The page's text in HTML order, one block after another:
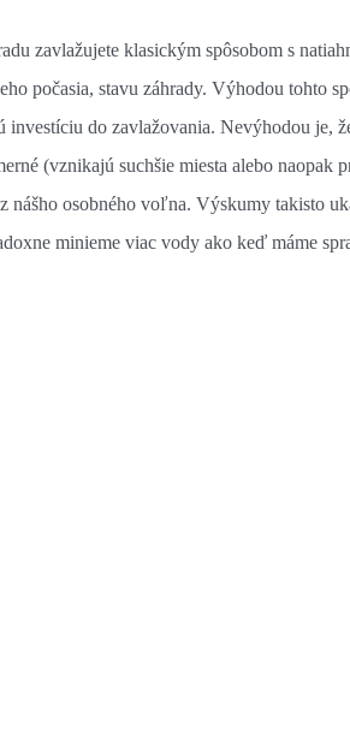
zavlažujete klasickým spôsobom s
počasia, stavu záhrady. Výhodou tohto
investíciu do zavlažovania. Nevýhodou je,
(vznikajú suchšie miesta alebo naopak
nášho osobného voľna. Výskumy takisto
minieme viac vody ako keď máme